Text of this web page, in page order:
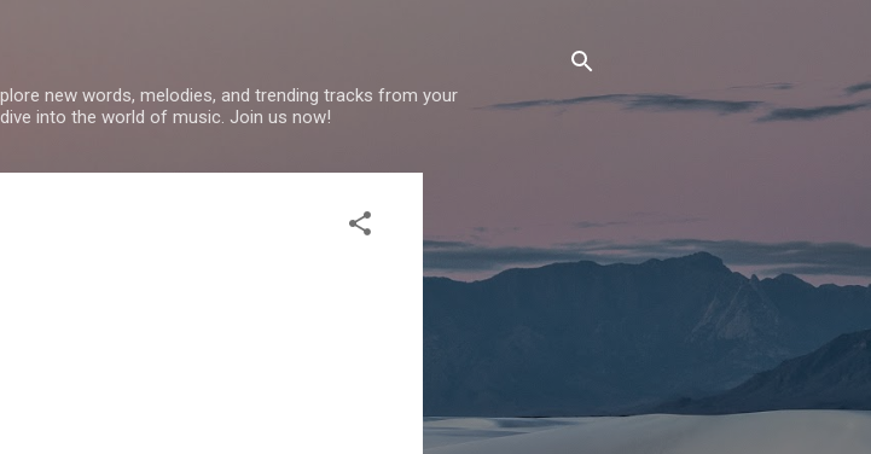
new words, melodies, and trending tracks from your
into the world of music. Join us now!